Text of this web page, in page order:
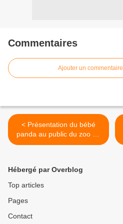
Commentaires
Ajouter un commentaire
< Présentation du bébé
panda au public du zoo de
Beauval : émission spéciale
Hébergé par Overblog
Top articles
Pages
Contact